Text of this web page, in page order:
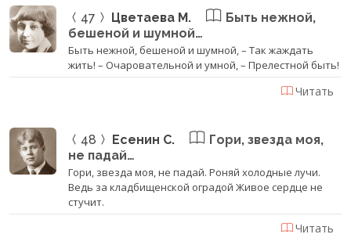
47 Цветаева М.
Быть нежной,
бешеной и шумной…
Быть нежной, бешеной и шумной, – Так жаждать
жить! – Очаровательной и умной, – Прелестной быть!
Читать
48 Есенин С.
Гори, звезда моя,
не падай…
Гори, звезда моя, не падай. Роняй холодные лучи.
Ведь за кладбищенской оградой Живое сердце не
стучит.
Читать